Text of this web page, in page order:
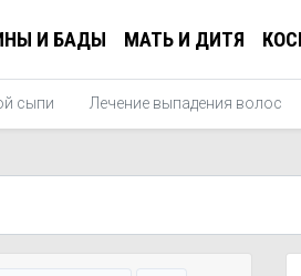
И БАДЫ МАТЬ И ДИТЯ
сыпи Лечение выпадения волос